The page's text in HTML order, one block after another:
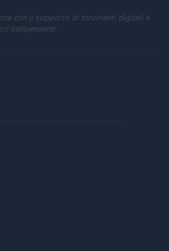
con il supporto di strumenti digitali e
indipendenti.